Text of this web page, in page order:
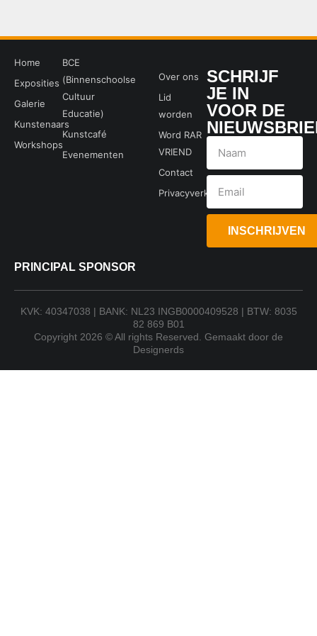
Home
Exposities
Galerie
Kunstenaars
Workshops
BCE
(Binnenschoolse
Cultuur
Educatie)
Kunstcafé
Evenementen
Over ons
Lid
worden
Word RAR
VRIEND
Contact
Privacyverklaring
SCHRIJF
JE IN
VOOR DE
INSCHRIJVEN
PRINCIPAL SPONSOR
KVK: 40347038 | BANK: NL23 INGB0000409528 | BTW: 8035
82 869 B01
Copyright 2026 © All rights Reserved. Gemaakt door de
Designerds